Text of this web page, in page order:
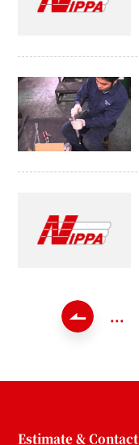
« ...
Estimate & Contact